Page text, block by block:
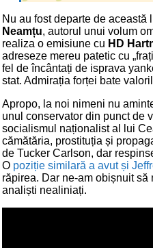
Nu au fost departe de această
Neamțu, autorul unui volum
realiza o emisiune cu HD
adreseze mereu patetic cu
fel de încântați de isprava
stat. Admirația forței bate
Apropo, la noi nimeni nu
unul conservator din punct de
socialismul naționalist al lui
cămătăria, prostituția și
de Tucker Carlson, dar
O poziție similară a avut și
răpirea. Dar ne-am obișnuit
analiști nealiniați.